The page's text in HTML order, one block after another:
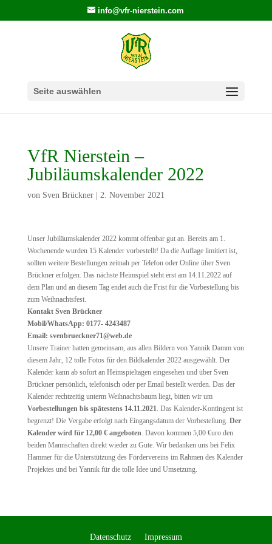
info@vfr-nierstein.com
Seite auswählen
VfR Nierstein –
Jubiläumskalender 2022
von Sven Brückner| 2. November 2021
Unser Jubiläumskalender 2022 kommt offenbar gut an. Bereits am 1.
Wochenende wurden 15 Kalender vorbestellt! Da die Auflage limitiert ist,
sollten weitere Bestellungen zeitnah per Telefon oder Online über Sven
Brückner erfolgen. Das nächste Heimspiel steht erst am 14.11.2022 auf
dem Plan und an diesem Tag endet auch die Frist für die Vorbestellung bis
zum Weihnachtsfest.
Kontakt Sven Brückner
Mobil/WhatsApp: 0177- 4243487
Email: svenbrueckner71@web.de
Unsere Trainer hatten gemeinsam, aus allen Bildern von Yannik Damm von
diesem Jahr, 12 tolle Fotos für den Bildkalender 2022 ausgewählt. Der
Kalender kann ab sofort an Heimspieltagen eingesehen und über Sven
Brückner persönlich, telefonisch oder per Email bestellt werden. Das der
Kalender rechtzeitig unterm Weihnachtsbaum liegt, bitten wir um
Vorbestellungen bis spätestens 14.11.2021. Das Kalender-Kontingent ist
begrenzt! Die Vergabe erfolgt nach Eingangsdatum der Vorbestellung. Der
Kalender wird für 12,00 € angeboten. Davon kommen 5,00 €uro den
beiden Mannschaften direkt wieder zu Gute. Wir bedanken uns bei Felix
Hammer für die Unterstützung des Fördervereins im Rahmen des Kalender
Projektes und bei Yannik für die tolle Idee und Umsetzung.
Datenschutz Impressum